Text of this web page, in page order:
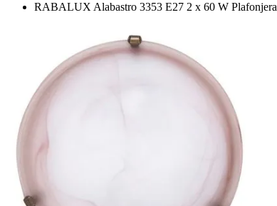
RABALUX Alabastro 3353 E27 2 x 60 W Plafonjera